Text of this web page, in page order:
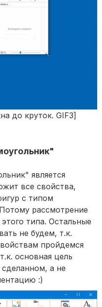
до круток. GIF3]
является
все свойства,
с типом
рассмотрение
типа. Остальные
не будем, т.к.
пройдемся
основная цель
а не
:)